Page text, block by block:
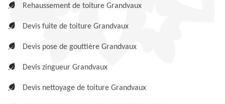
Rehaussement de toiture Grandvaux
Devis fuite de toiture Grandvaux
Devis pose de gouttière Grandvaux
Devis zingueur Grandvaux
Devis nettoyage de toiture Grandvaux